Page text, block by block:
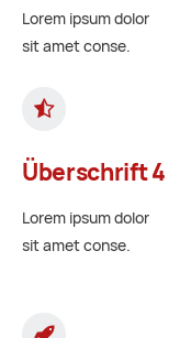
Lorem ipsum dolor
sit amet conse.
Überschrift 4
Lorem ipsum dolor
sit amet conse.